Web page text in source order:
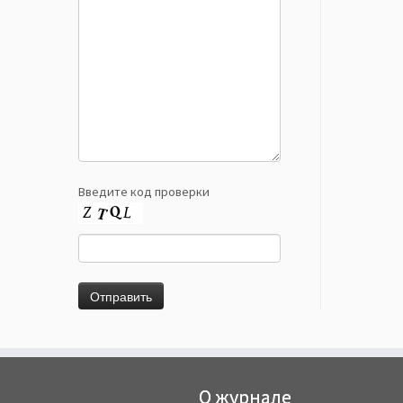
Введите код проверки
О журнале